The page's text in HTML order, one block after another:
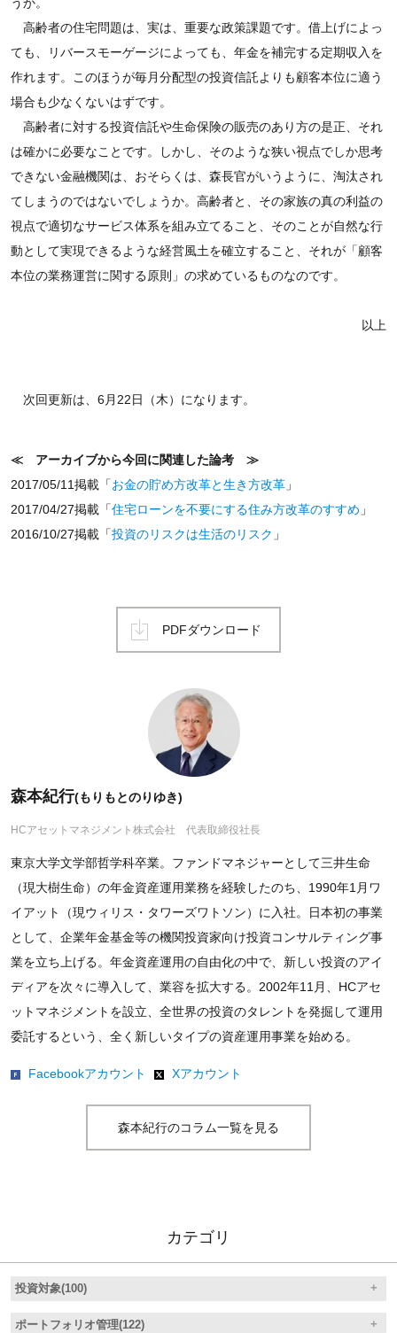
高齢者の住宅問題は、実は、重要な政策課題です。借上げによっ
ても、リバースモーゲージによっても、年金を補完する定期収入を
作れます。このほうが毎月分配型の投資信託よりも顧客本位に適う
場合も少なくないはずです。
高齢者に対する投資信託や生命保険の販売のあり方の是正、それ
は確かに必要なことです。しかし、そのような狭い視点でしか思考
できない金融機関は、おそらくは、森長官がいうように、淘汰され
てしまうのではないでしょうか。高齢者と、その家族の真の利益の
視点で適切なサービス体系を組み立てること、そのことが自然な行
動として実現できるような経営風土を確立すること、それが「顧客
本位の業務運営に関する原則」の求めているものなのです。
以上
次回更新は、6月22日（木）になります。
≪ アーカイブから今回に関連した論考 ≫
2017/05/11掲載「お金の貯め方改革と生き方改革」
2017/04/27掲載「住宅ローンを不要にする住み方改革のすすめ 」
2016/10/27掲載「投資のリスクは生活のリスク 」
PDFダウンロード
森本紀行(もりもとのりゆき)
HCアセットマネジメント株式会社 代表取締役社長
東京大学文学部哲学科卒業。ファンドマネジャーとして三井生命
（現大樹生命）の年金資産運用業務を経験したのち、1990年1月ワ
イアット（現ウィリス・タワーズワトソン）に入社。日本初の事業
として、企業年金基金等の機関投資家向け投資コンサルティング事
業を立ち上げる。年金資産運用の自由化の中で、新しい投資のアイ
ディアを次々に導入して、業容を拡大する。2002年11月、HCアセ
ットマネジメントを設立、全世界の投資のタレントを発掘して運用
委託するという、全く新しいタイプの資産運用事業を始める。
Facebookアカウント Xアカウント
森本紀行のコラム一覧を見る
カテゴリ
投資対象(100)
ポートフォリオ管理(122)